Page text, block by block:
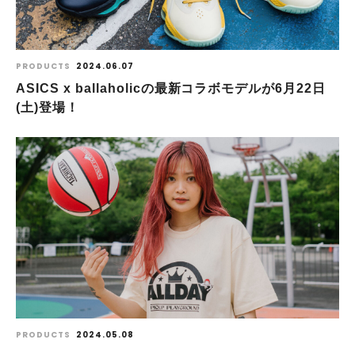
PRODUCTS 2024.06.07
ASICS x ballaholicの最新コラボモデルが6月22日
(土)登場！
PRODUCTS 2024.05.08